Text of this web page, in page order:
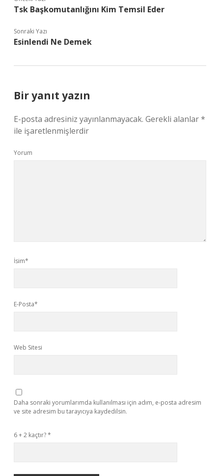
Tsk Başkomutanlığını Kim Temsil Eder
Sonraki Yazı
Esinlendi Ne Demek
Bir yanıt yazın
E-posta adresiniz yayınlanmayacak. Gerekli alanlar*
ile işaretlenmişlerdir
Yorum
İsim*
E-Posta*
Web Sitesi
Daha sonraki yorumlarımda kullanılması için adım, e-posta adresim
ve site adresim bu tarayıcıya kaydedilsin.
6 + 2 kaçtır?*